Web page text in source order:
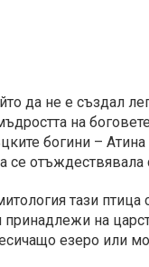
да не е създал
на
богини –
се отъждествявала
тази
принадлежи на
езеро или